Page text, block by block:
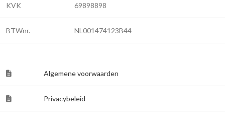
KVK 69898898
BTWnr. NL001474123B44
Algemene voorwaarden
Privacybeleid